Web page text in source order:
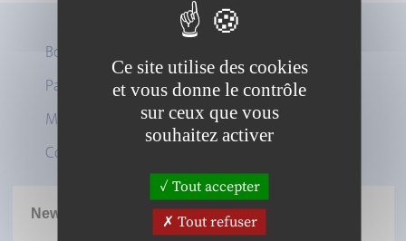
Boutique
Panier
Mon compte
Contact
Twitter
LinkedIn
Newsletter
Ce site utilise des cookies
et vous donne le contrôle
sur ceux que vous
souhaitez activer
Tout accepter
Tout refuser